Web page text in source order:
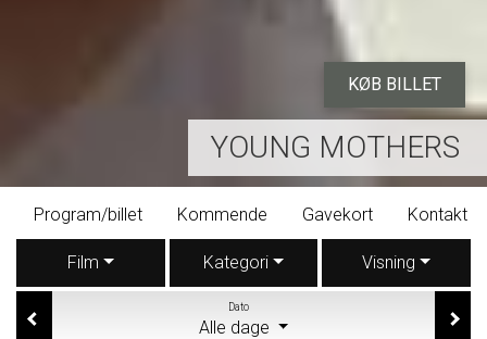
YOUNG MOTHERS
KØB BILLET
Program/billet Kommende Gavekort Kontakt
Film Kategori Visning
Dato
Alle dage